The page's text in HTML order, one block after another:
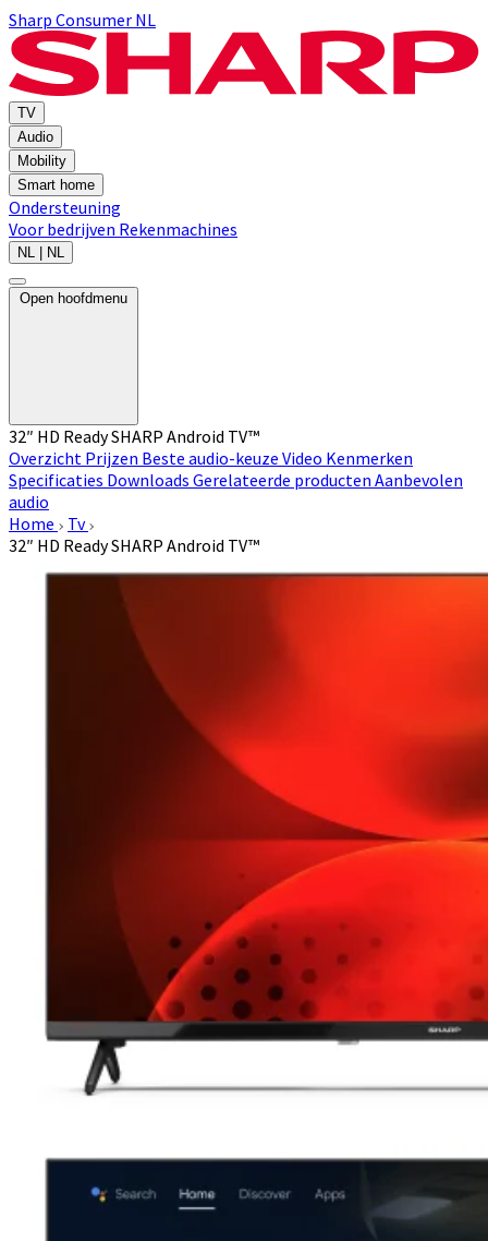
Sharp Consumer NL
TV
Audio
Mobility
Smart home
Ondersteuning
Voor bedrijven Rekenmachines
NL | NL
Open hoofdmenu
32″ HD Ready SHARP Android TV™
Overzicht Prijzen Beste audio-keuze Video Kenmerken
Specificaties Downloads Gerelateerde producten Aanbevolen
audio
Home
Tv
32″ HD Ready SHARP Android TV™